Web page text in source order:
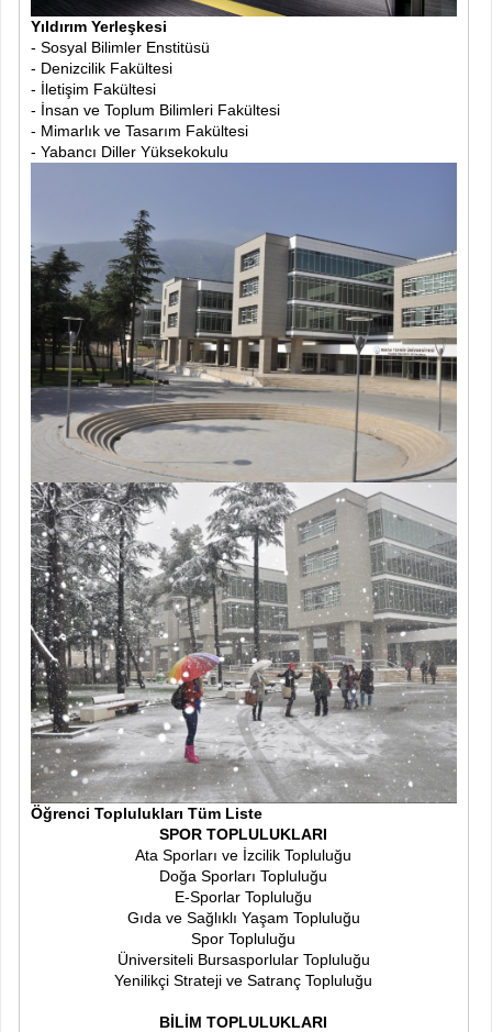
Yıldırım Yerleşkesi
- Sosyal Bilimler Enstitüsü
- Denizcilik Fakültesi
- İletişim Fakültesi
- İnsan ve Toplum Bilimleri Fakültesi
- Mimarlık ve Tasarım Fakültesi
- Yabancı Diller Yüksekokulu
Öğrenci Toplulukları Tüm Liste
SPOR TOPLULUKLARI
Ata Sporları ve İzcilik Topluluğu
Doğa Sporları Topluluğu
E-Sporlar Topluluğu
Gıda ve Sağlıklı Yaşam Topluluğu
Spor Topluluğu
Üniversiteli Bursasporlular Topluluğu
Yenilikçi Strateji ve Satranç Topluluğu
BİLİM TOPLULUKLARI